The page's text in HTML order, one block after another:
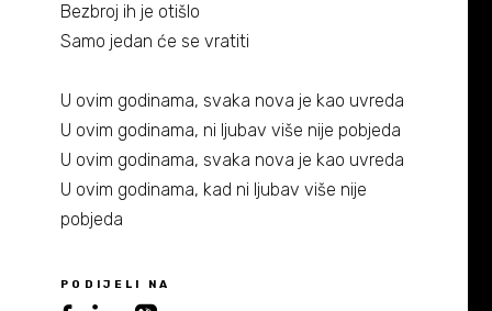
Bezbroj ih je otišlo
Samo jedan će se vratiti
U ovim godinama, svaka nova je kao uvreda
U ovim godinama, ni ljubav više nije pobjeda
U ovim godinama, svaka nova je kao uvreda
U ovim godinama, kad ni ljubav više nije
pobjeda
PODIJELI NA